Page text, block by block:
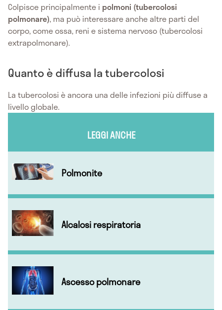
Colpisce principalmente i polmoni (tubercolosi
polmonare), ma può interessare anche altre parti del
corpo, come ossa, reni e sistema nervoso (tubercolosi
extrapolmonare).
Quanto è diffusa la tubercolosi
La tubercolosi è ancora una delle infezioni più diffuse a
livello globale.
LEGGI ANCHE
Polmonite
Alcalosi respiratoria
Ascesso polmonare